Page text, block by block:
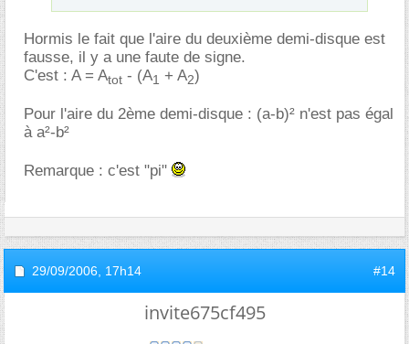
Hormis le fait que l'aire du deuxième demi-disque est
fausse, il y a une faute de signe.
C'est : A = Atot - (A1 + A2)
Pour l'aire du 2ème demi-disque : (a-b)² n'est pas égal
à a²-b²
Remarque : c'est "pi"
29/09/2006, 17h14 #14
invite675cf495